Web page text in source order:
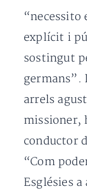
explícit i
sostingut
germans”.
arrels
missioner,
conductor
“Com
Esglésies